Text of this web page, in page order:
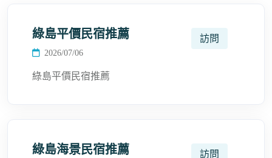
綠島平價民宿推薦
2026/07/06
訪問
綠島平價民宿推薦
綠島海景民宿推薦 訪問